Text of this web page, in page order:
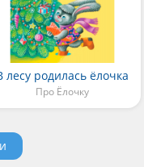
лесу родилась ёлочка
Про Ёлочку